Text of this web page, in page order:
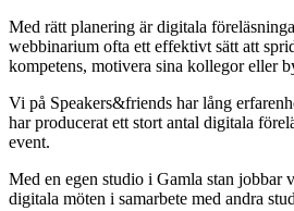
Med rätt planering är digitala
webbinarium ofta ett effektivt sätt att
kompetens, motivera sina kollegor eller
Vi på Speakers&friends har lång
har producerat ett stort antal digitala
event.
Med en egen studio i Gamla stan jobbar
digitala möten i samarbete med andra